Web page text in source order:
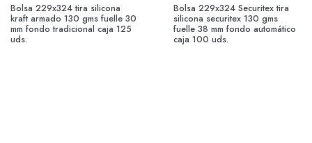
Bolsa 229x324 tira silicona
kraft armado 130 gms fuelle 30
mm fondo tradicional caja 125
uds.
Bolsa 229x324 Securitex tira
silicona securitex 130 gms
fuelle 38 mm fondo automático
caja 100 uds.